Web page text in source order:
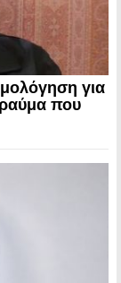
για
που